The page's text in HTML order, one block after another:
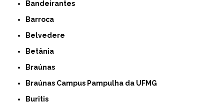
Bandeirantes
Barroca
Belvedere
Betânia
Braúnas
Braúnas Campus Pampulha da UFMG
Buritis